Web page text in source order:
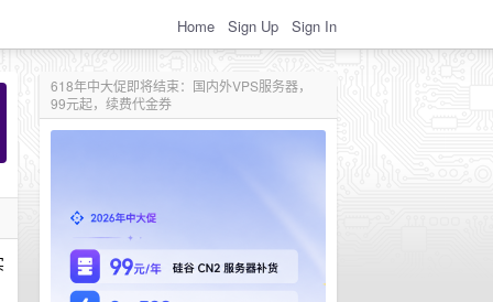
Home Sign Up Sign In
618年中大促即将结束：国内外VPS服务器，
99元起，续费代金券